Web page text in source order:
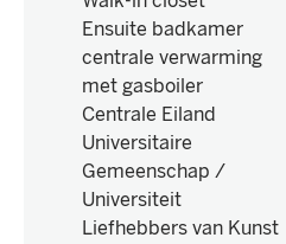
Ensuite badkamer
centrale verwarming
met gasboiler
Centrale Eiland
Universitaire
Gemeenschap /
Universiteit
Liefhebbers van Kunst